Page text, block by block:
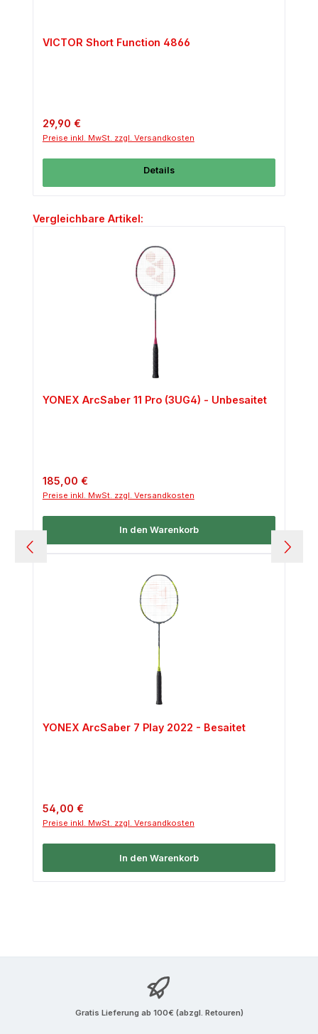
VICTOR Short Function 4866
Regulärer Preis:
29,90 €
Preise inkl. MwSt. zzgl. Versandkosten
Details
Produktgalerie überspringen
Vergleichbare Artikel:
YONEX ArcSaber 11 Pro (3UG4) - Unbesaitet
Regulärer Preis:
185,00 €
Preise inkl. MwSt. zzgl. Versandkosten
In den Warenkorb
YONEX ArcSaber 7 Play 2022 - Besaitet
Regulärer Preis:
54,00 €
Preise inkl. MwSt. zzgl. Versandkosten
In den Warenkorb
Gratis Lieferung ab 100€ (abzgl. Retouren)